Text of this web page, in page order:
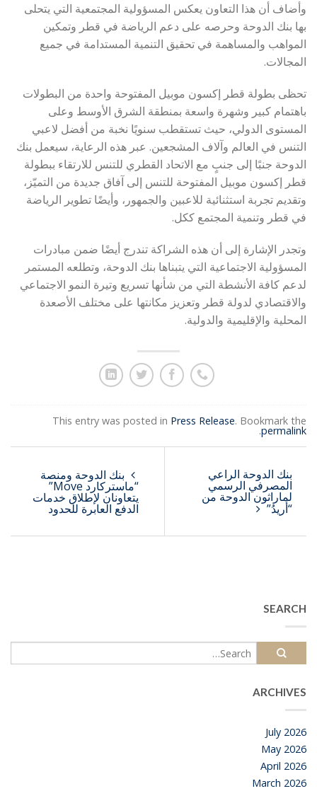
وأضاف أن هذا التعاون يعكس المسؤولية المجتمعية التي يتحلى
بها بنك الدوحة وحرصه على دعم الرياضة في قطر وتمكين
المواهب والمساهمة في تحقيق التنمية المستدامة في جميع
المجالات.
تحظى بطولة قطر إكسون موبيل المفتوحة واحدة من البطولات
باهتمام كبير وشهرة واسعة بمنطقة الشرق الأوسط وعلى
المستوى الدولي، حيث تستقطب سنويًا نخبة من أفضل لاعبي
التنس في العالم وآلاف المشجعين. عبر هذه الرعاية، سيعمل بنك
الدوحة جنبًا إلى جنبٍ مع الاتحاد القطري للتنس للارتقاء ببطولة
قطر إكسون موبيل المفتوحة للتنس إلى آفاق جديدة من التميّز،
وتقديم تجربة استثنائية للاعبين والجمهور، وأيضًا تطوير الرياضة
في قطر وتنمية المجتمع ككل.
وتجدر الإشارة إلى أن هذه الشراكة تندرج أيضًا ضمن مبادرات
المسؤولية الاجتماعية التي يتبناها بنك الدوحة، وتطلعه المستمر
لدعم كافة الأنشطة التي من شأنها تسريع وتيرة النمو الاجتماعي
والاقتصادي لدولة قطر وتعزيز مكانتها على مختلف الأصعدة
المحلية والإقليمية والدولية.
This entry was posted in Press Release. Bookmark the
permalink
.
بنك الدوحة ومنصة
“ماستركارد Move”
يتعاونان لإطلاق خدمات
الدفع العابرة للحدود
بنك الدوحة الراعي
المصرفي الرسمي
لماراثون الدوحة من
“أريدُ”
SEARCH
ARCHIVES
July 2026
May 2026
April 2026
March 2026